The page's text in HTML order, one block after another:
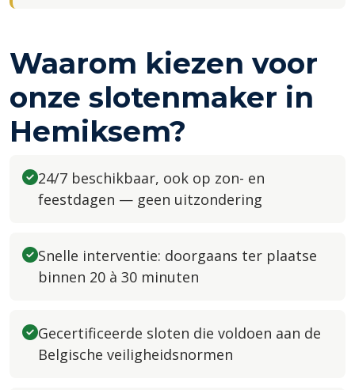
Waarom kiezen voor
onze slotenmaker in
Hemiksem?
24/7 beschikbaar, ook op zon- en
feestdagen — geen uitzondering
Snelle interventie: doorgaans ter plaatse
binnen 20 à 30 minuten
Gecertificeerde sloten die voldoen aan de
Belgische veiligheidsnormen